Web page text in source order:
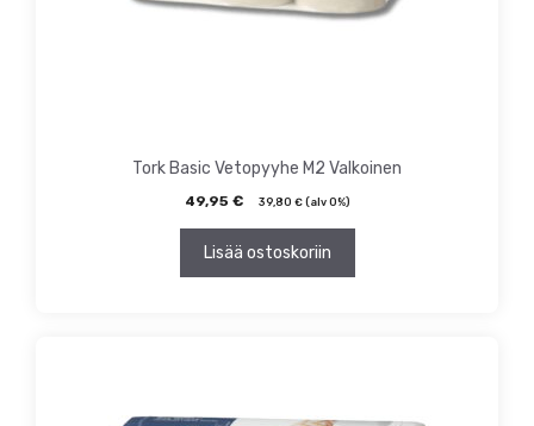
Tork Basic Vetopyyhe M2 Valkoinen
49,95 € 39,80 €(alv 0%)
Lisää ostoskoriin